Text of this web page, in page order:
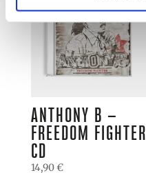
ANTHONY B –
FREEDOM FIGHTER
CD
14,90€